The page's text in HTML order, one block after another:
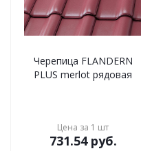
Черепица FLANDERN
PLUS merlot рядовая
Цена за 1 шт
731.54руб.